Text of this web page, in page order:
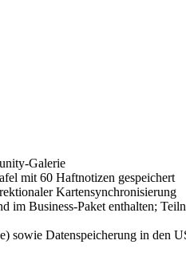
Galerie
mit 60 Haftnotizen gespeichert
Kartensynchronisierung
Business-Paket enthalten;
sowie Datenspeicherung in den